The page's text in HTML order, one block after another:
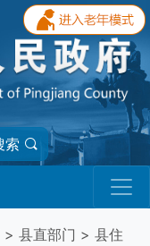
索
> 县直部门 > 县住